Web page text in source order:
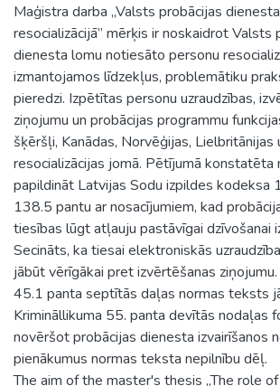
Maģistra darba „Valsts probācijas
resocializācijā” mērķis ir noskaidrot Valsts
dienesta lomu notiesāto personu
izmantojamos līdzekļus, problemātiku
pieredzi. Izpētītas personu uzraudzības,
ziņojumu un probācijas programmu
šķēršļi, Kanādas, Norvēģijas, Lielbritānijas
resocializācijas jomā. Pētījumā konstatēta
papildināt Latvijas Sodu izpildes kodeksa
138.5 pantu ar nosacījumiem, kad
tiesības lūgt atļauju pastāvīgai dzīvošanai
Secināts, ka tiesai elektroniskās
jābūt vērīgākai pret izvērtēšanas
45.1 panta septītās daļas normas teksts
Krimināllikuma 55. panta devītās nodaļas
novēršot probācijas dienesta izvairīšanos
pienākumus normas teksta nepilnību dēļ.
The aim of the master's thesis „The role